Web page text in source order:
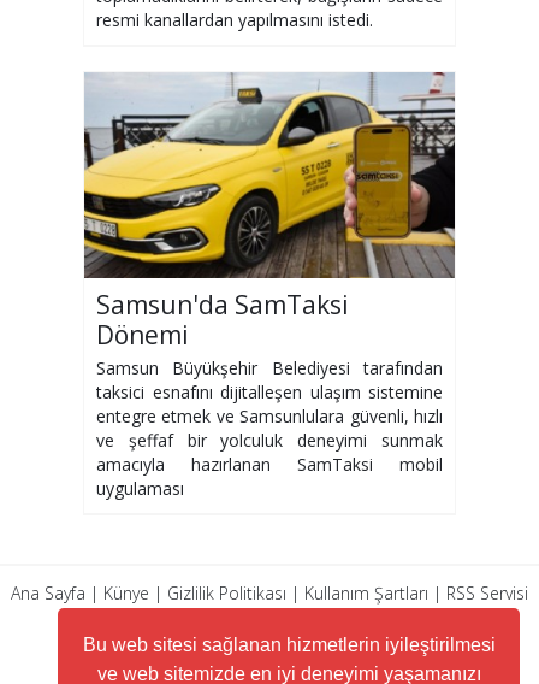
Bu web sitesi sağlanan hizmetlerin iyileştirilmesi
ve web sitemizde en iyi deneyimi yaşamanızı
resmi kanallardan yapılmasını istedi.
Samsun'da SamTaksi
Dönemi
Samsun Büyükşehir Belediyesi tarafından
taksici esnafını dijitalleşen ulaşım sistemine
entegre etmek ve Samsunlulara güvenli, hızlı
ve şeffaf bir yolculuk deneyimi sunmak
amacıyla hazırlanan SamTaksi mobil
uygulaması
Ana Sayfa | Künye | Gizlilik Politikası | Kullanım Şartları | RSS Servisi